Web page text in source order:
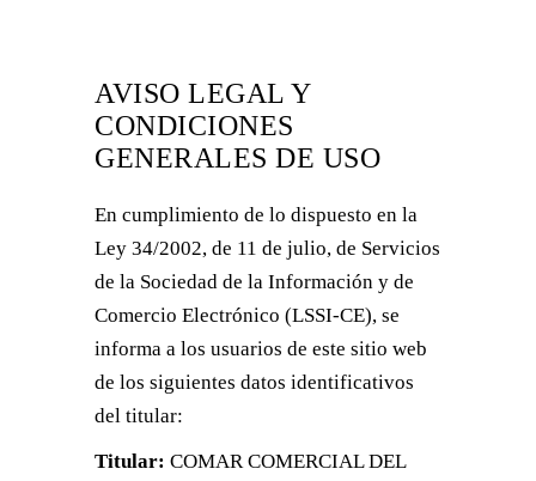
AVISO LEGAL Y
CONDICIONES
GENERALES DE USO
En cumplimiento de lo dispuesto en la
Ley 34/2002, de 11 de julio, de Servicios
de la Sociedad de la Información y de
Comercio Electrónico (LSSI-CE), se
informa a los usuarios de este sitio web
de los siguientes datos identificativos
del titular:
Titular: COMAR COMERCIAL DEL